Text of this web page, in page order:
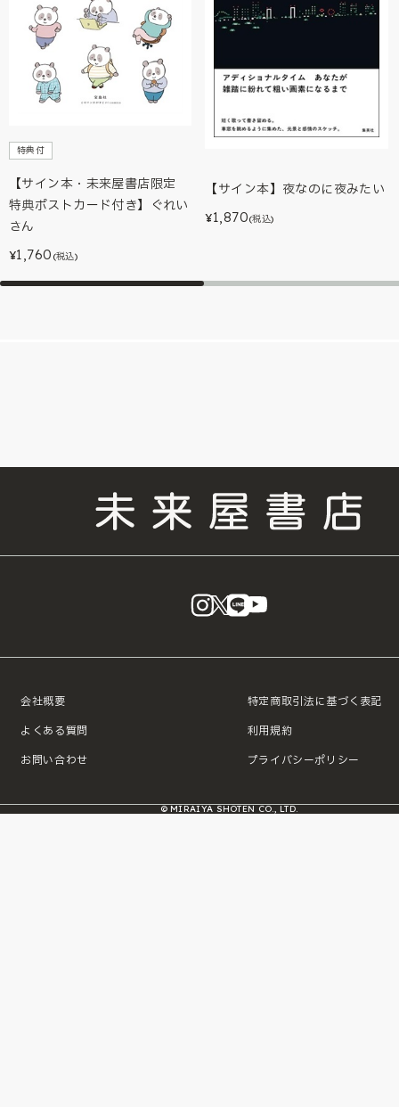
特典付
【サイン本・未来屋書店限定
特典ポストカード付き】ぐれい
さん
¥1,760 (税込)
【サイン本】夜なのに夜みたい
¥1,870(税込)
instagram
X LINE
会社概要
よくある質問
お問い合わせ
特定商取引法に基づく表記
利用規約
プライバシーポリシー
© MIRAIYA SHOTEN CO., LTD.